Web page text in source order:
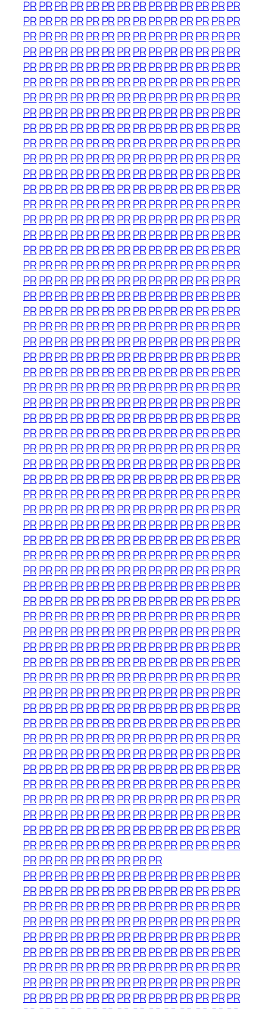
PRPRPRPRPR PRPRPRPRPRPRPR PRPR
PRPRPRPRPR PRPRPRPRPRPRPR PRPR
PRPRPRPRPR PRPRPRPRPRPRPR PRPR
PRPRPRPRPR PRPRPRPRPRPRPR PRPR
PRPRPRPRPR PRPRPRPRPRPRPR PRPR
PRPRPRPRPR PRPRPRPRPRPRPR PRPR
PRPRPRPRPR PRPRPRPRPRPRPR PRPR
PRPRPRPRPR PRPRPRPRPRPRPR PRPR
PRPRPRPRPR PRPRPRPRPRPRPR PRPR
PRPRPRPRPR PRPRPRPRPRPRPR PRPR
PRPRPRPRPR PRPRPRPRPRPRPR PRPR
PRPRPRPRPR PRPRPRPRPRPRPR PRPR
PRPRPRPRPR PRPRPRPRPRPRPR PRPR
PRPRPRPRPR PRPRPRPRPRPRPR PRPR
PRPRPRPRPR PRPRPRPRPRPRPR PRPR
PRPRPRPRPR PRPRPRPRPRPRPR PRPR
PRPRPRPRPR PRPRPRPRPRPRPR PRPR
PRPRPRPRPR PRPRPRPRPRPRPR PRPR
PRPRPRPRPR PRPRPRPRPRPRPR PRPR
PRPRPRPRPR PRPRPRPRPRPRPR PRPR
PRPRPRPRPR PRPRPRPRPRPRPR PRPR
PRPRPRPRPR PRPRPRPRPRPRPR PRPR
PRPRPRPRPR PRPRPRPRPRPRPR PRPR
PRPRPRPRPR PRPRPRPRPRPRPR PRPR
PRPRPRPRPR PRPRPRPRPRPRPR PRPR
PRPRPRPRPR PRPRPRPRPRPRPR PRPR
PRPRPRPRPR PRPRPRPRPRPRPR PRPR
PRPRPRPRPR PRPRPRPRPRPRPR PRPR
PRPRPRPRPR PRPRPRPRPRPRPR PRPR
PRPRPRPRPR PRPRPRPRPRPRPR PRPR
PRPRPRPRPR PRPRPRPRPRPRPR PRPR
PRPRPRPRPR PRPRPRPRPRPRPR PRPR
PRPRPRPRPR PRPRPRPRPRPRPR PRPR
PRPRPRPRPR PRPRPRPRPRPRPR PRPR
PRPRPRPRPR PRPRPRPRPRPRPR PRPR
PRPRPRPRPR PRPRPRPRPRPRPR PRPR
PRPRPRPRPR PRPRPRPRPRPRPR PRPR
PRPRPRPRPR PRPRPRPRPRPRPR PRPR
PRPRPRPRPR PRPRPRPRPRPRPR PRPR
PRPRPRPRPR PRPRPRPRPRPRPR PRPR
PRPRPRPRPR PRPRPRPRPRPRPR PRPR
PRPRPRPRPR PRPRPRPRPRPRPR PRPR
PRPRPRPRPR PRPRPRPRPRPRPR PRPR
PRPRPRPRPR PRPRPRPRPRPRPR PRPR
PRPRPRPRPR PRPRPRPRPRPRPR PRPR
PRPRPRPRPR PRPRPRPRPRPRPR PRPR
PRPRPRPRPR PRPRPRPRPRPRPR PRPR
PRPRPRPRPR PRPRPRPRPRPRPR PRPR
PRPRPRPRPR PRPRPRPRPRPRPR PRPR
PRPRPRPRPR PRPRPRPRPRPRPR PRPR
PRPRPRPRPR PRPRPRPRPRPRPR PRPR
PRPRPRPRPR PRPRPRPRPRPRPR PRPR
PRPRPRPRPR PRPRPRPRPRPRPR PRPR
PRPRPRPRPR PRPRPRPRPRPRPR PRPR
PRPRPRPRPR PRPRPRPRPRPRPR PRPR
PRPRPRPRPR PRPRPRPRPRPRPR PRPR
PRPRPRPRPR PRPRPRPR
PRPRPRPRPR PRPRPRPRPRPRPR PRPR
PRPRPRPRPR PRPRPRPRPRPRPR PRPR
PRPRPRPRPR PRPRPRPRPRPRPR PRPR
PRPRPRPRPR PRPRPRPRPRPRPR PRPR
PRPRPRPRPR PRPRPRPRPRPRPR PRPR
PRPRPRPRPR PRPRPRPRPRPRPR PRPR
PRPRPRPRPR PRPRPRPRPRPRPR PRPR
PRPRPRPRPR PRPRPRPRPRPRPR PRPR
PRPRPRPRPR PRPRPRPRPRPRPR PRPR